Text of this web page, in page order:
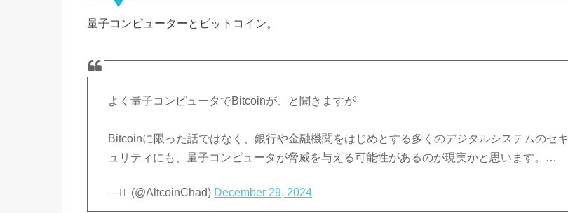
量子コンピューターとビットコイン。
よく量子コンピュータでBitcoinが、と聞きますが
Bitcoinに限った話ではなく、銀行や金融機関をはじめとする多くのデジタルシステムのセキ
ュリティにも、量子コンピュータが脅威を与える可能性があるのが現実かと思います。…
— ْ (@AltcoinChad) December 29, 2024